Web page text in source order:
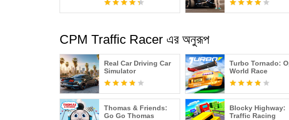
CPM Traffic Racer এর অনুরূপ
Real Car Driving Car
Simulator
Turbo Tornado:
World Race
Thomas & Friends:
Go Go Thomas
Blocky Highway:
Traffic Racing